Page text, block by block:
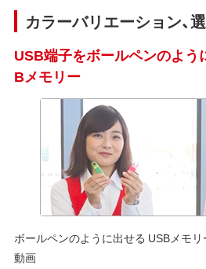
カラーバリエーション、
USB端子をボールペンのよう
Bメモリー
ボールペンのように出せる USBメモ
動画